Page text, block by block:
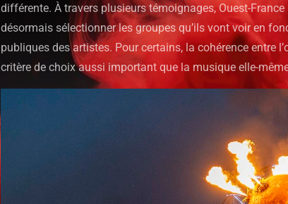
différente. À travers plusieurs témoignages, Ouest-
désormais sélectionner les groupes qu’ils vont voir en
publiques des artistes. Pour certains, la cohérence entre
critère de choix aussi important que la musique elle-